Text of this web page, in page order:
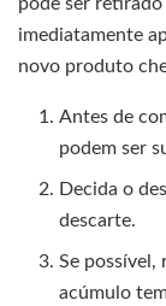
imediatamente
novo produto
Antes de
podem ser
Decida o
descarte.
Se possível,
acúmulo